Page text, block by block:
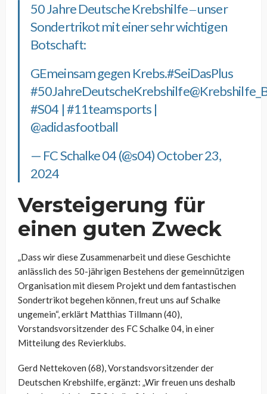
50 Jahre Deutsche Krebshilfe ‒ unser
Sondertrikot mit einer sehr wichtigen
Botschaft:
GEmeinsam gegen Krebs.#SeiDasPlus
#50JahreDeutscheKrebshilfe
#S04 |#11teamsports |
@adidasfootball
— FC Schalke 04 (@s04)October 23,
2024
Versteigerung für
einen guten Zweck
„Dass wir diese Zusammenarbeit und diese Geschichte
anlässlich des 50-jährigen Bestehens der gemeinnützigen
Organisation mit diesem Projekt und dem fantastischen
Sondertrikot begehen können, freut uns auf Schalke
ungemein“, erklärt Matthias Tillmann (40),
Vorstandsvorsitzender des FC Schalke 04, in einer
Mitteilung des Revierklubs.
Gerd Nettekoven (68), Vorstandsvorsitzender der
Deutschen Krebshilfe, ergänzt: „Wir freuen uns deshalb